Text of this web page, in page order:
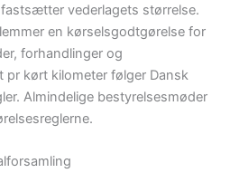
vederlagets størrelse.
en kørselsgodtgørelse for
forhandlinger og
pr kørt kilometer følger Dansk
Almindelige bestyrelsesmøder